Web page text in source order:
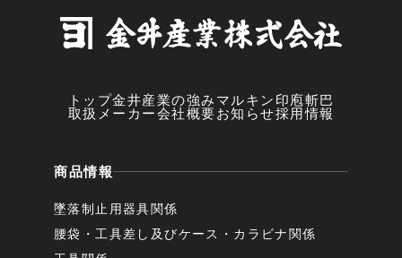
トップ金井産業の強み マルキン印 庖斬巴
取扱メーカー会社概要お知らせ採用情報
商品情報
墜落制止用器具関係
腰袋・工具差し及びケース・カラビナ関係